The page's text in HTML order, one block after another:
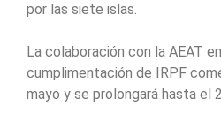
por las siete islas.
La colaboración con la AEAT
cumplimentación de IRPF
mayo y se prolongará hasta el